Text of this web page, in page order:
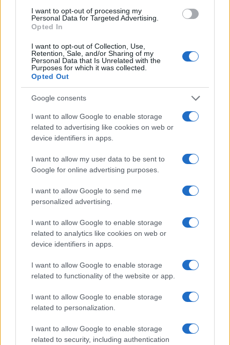
I want to opt-out of processing my
Personal Data for Targeted Advertising.
Opted In
I want to opt-out of Collection, Use,
Retention, Sale, and/or Sharing of my
Personal Data that Is Unrelated with the
Purposes for which it was collected.
Opted Out
Google consents
I want to allow Google to enable storage
related to advertising like cookies on web or
device identifiers in apps.
I want to allow my user data to be sent to
Google for online advertising purposes.
I want to allow Google to send me
personalized advertising.
I want to allow Google to enable storage
related to analytics like cookies on web or
device identifiers in apps.
I want to allow Google to enable storage
related to functionality of the website or app.
I want to allow Google to enable storage
related to personalization.
I want to allow Google to enable storage
related to security, including authentication
INVESTIMENTI
Investimenti immobiliari in crescita sul lago d’Iseo: Sarnico è la
meta preferita
INVESTIMENTI